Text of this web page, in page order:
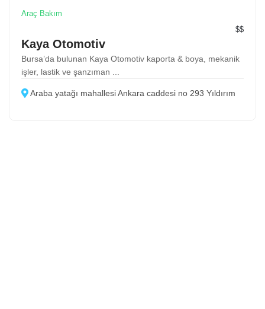
Araç Bakım
$$
Kaya Otomotiv
Bursa’da bulunan Kaya Otomotiv kaporta & boya, mekanik
işler, lastik ve şanzıman ...
Araba yatağı mahallesi Ankara caddesi no 293 Yıldırım